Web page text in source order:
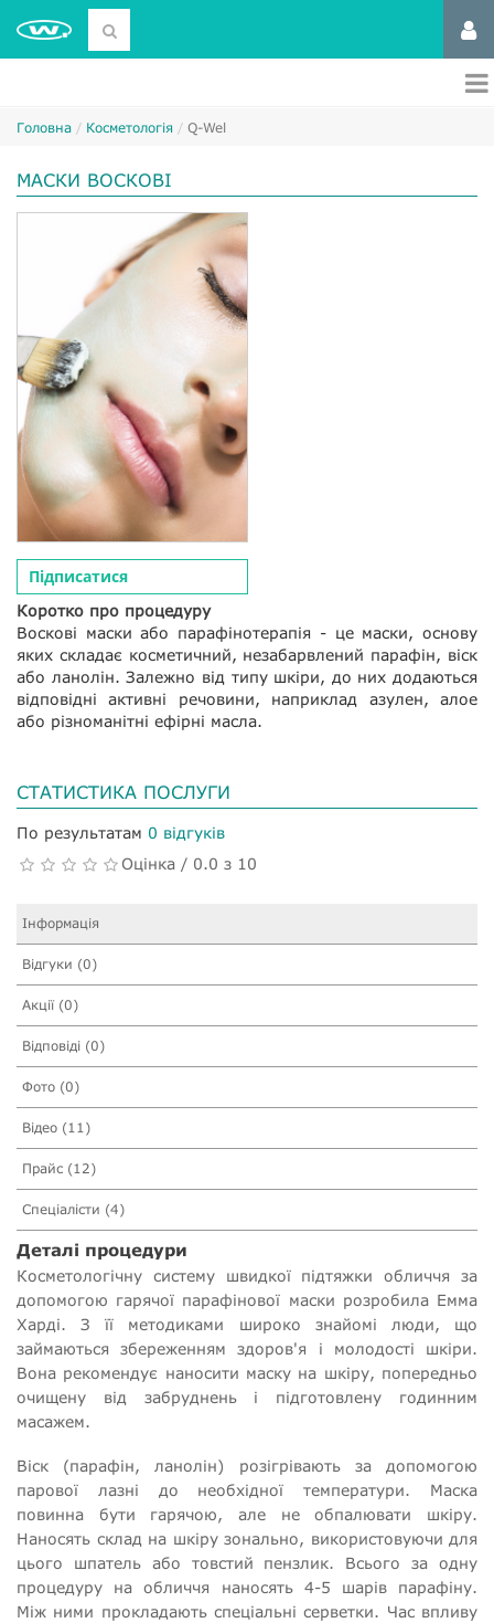
Головна Косметологія Q-Wel
МАСКИ ВОСКОВІ
Підписатися
Коротко про процедуру
Воскові маски або парафінотерапія - це маски, основу
яких складає косметичний, незабарвлений парафін, віск
або ланолін. Залежно від типу шкіри, до них додаються
відповідні активні речовини, наприклад азулен, алое
або різноманітні ефірні масла.
СТАТИСТИКА ПОСЛУГИ
По результатам 0 відгуків
Оцінка / 0.0 з 10
Інформація
Відгуки (0)
Акції (0)
Відповіді (0)
Фото (0)
Відео (11)
Прайс (12)
Спеціалісти (4)
Деталі процедури
Косметологічну систему швидкої підтяжки обличчя за
допомогою гарячої парафінової маски розробила Емма
Харді. З її методиками широко знайомі люди, що
займаються збереженням здоров'я і молодості шкіри.
Вона рекомендує наносити маску на шкіру, попередньо
очищену від забруднень і підготовлену годинним
масажем.
Віск (парафін, ланолін) розігрівають за допомогою
парової лазні до необхідної температури. Маска
повинна бути гарячою, але не обпалювати шкіру.
Наносять склад на шкіру зонально, використовуючи для
цього шпатель або товстий пензлик. Всього за одну
процедуру на обличчя наносять 4-5 шарів парафіну.
Між ними прокладають спеціальні серветки. Час впливу